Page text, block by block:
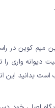
بزرگ برای بازار میم کوین ها
اوایل دهه 2000 بود، ساخته شد. ارز
ماه می، تا 1.8 میلیارد دلار